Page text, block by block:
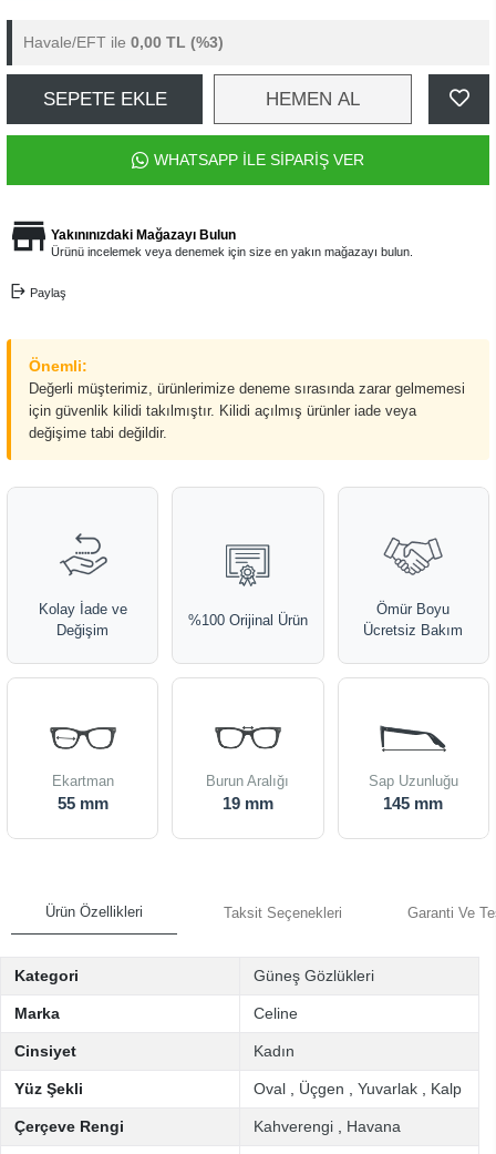
Havale/EFT ile 0,00 TL (%3)
SEPETE EKLE HEMEN AL
WHATSAPP İLE SİPARİŞ VER
Yakınınızdaki Mağazayı Bulun
Ürünü incelemek veya denemek için size en yakın mağazayı bulun.
Paylaş
Önemli:
Değerli müşterimiz, ürünlerimize deneme sırasında zarar gelmemesi
için güvenlik kilidi takılmıştır. Kilidi açılmış ürünler iade veya
değişime tabi değildir.
Kolay İade ve
Değişim
%100 Orijinal Ürün
Ömür Boyu
Ücretsiz Bakım
Ekartman
55 mm
Burun Aralığı
19 mm
Sap Uzunluğu
145 mm
Ürün Özellikleri Taksit Seçenekleri Garanti Ve
Kategori Güneş Gözlükleri
Marka Celine
Cinsiyet Kadın
Yüz Şekli Oval Üçgen Yuvarlak Kalp
Çerçeve Rengi Kahverengi Havana